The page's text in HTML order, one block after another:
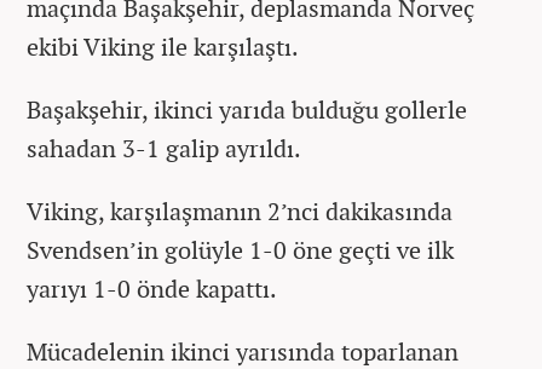
maçında Başakşehir, deplasmanda Norveç
ekibi Viking ile karşılaştı.
Başakşehir, ikinci yarıda bulduğu gollerle
sahadan 3-1 galip ayrıldı.
Viking, karşılaşmanın 2’nci dakikasında
Svendsen’in golüyle 1-0 öne geçti ve ilk
yarıyı 1-0 önde kapattı.
Mücadelenin ikinci yarısında toparlanan